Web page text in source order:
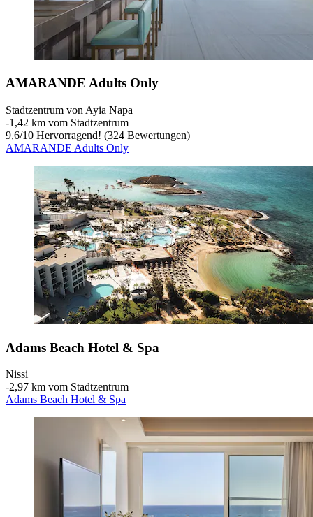
AMARANDE Adults Only
Stadtzentrum von Ayia Napa
‐1,42 km vom Stadtzentrum
9,6/10 Hervorragend! (324 Bewertungen)
AMARANDE Adults Only
Adams Beach Hotel & Spa
Nissi
‐2,97 km vom Stadtzentrum
Adams Beach Hotel & Spa